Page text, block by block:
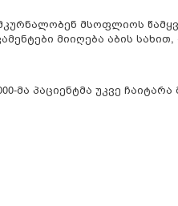
მსოფლიოს
მიიღება აბის
მა პაციენტმა უკვე